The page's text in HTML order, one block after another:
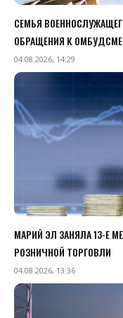
СЕМЬЯ
ОБРАЩЕНИЯ К
04.08.2026, 14:29
МАРИЙ ЭЛ ЗАНЯЛА 13-Е
РОЗНИЧНОЙ ТОРГОВЛИ
04.08.2026, 13:36